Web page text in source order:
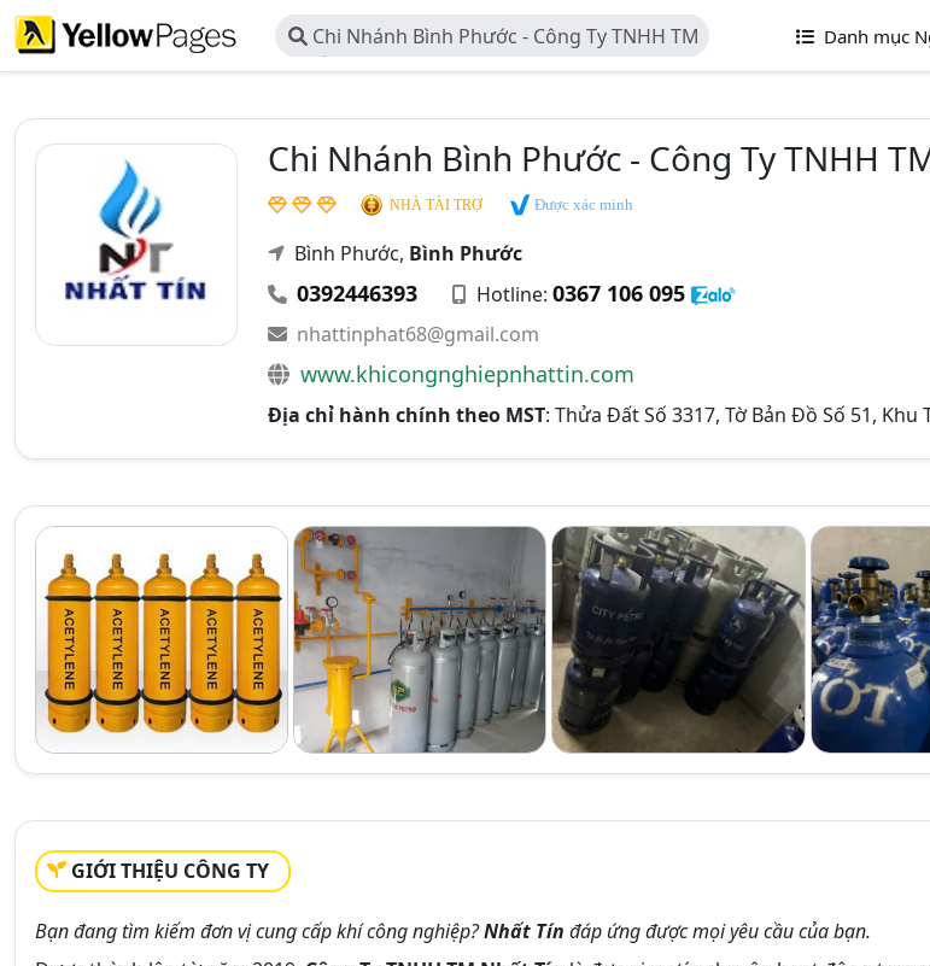
Chi Nhánh Bình Phước - Công Ty TNHH TM
Nhất Tín
Danh mục
Chi Nhánh Bình Phước - Công Ty TNHH
NHÀ TÀI TRỢ Được xác minh
Bình Phước, Bình Phước
0392446393 Hotline: 0367 106 095
nhattinphat68@gmail.com
www.khicongnghiepnhattin.com
Địa chỉ hành chính theo MST: Thửa Đất Số 3317, Tờ Bản Đồ Số 51, Khu
GIỚI THIỆU CÔNG TY
Bạn đang tìm kiếm đơn vị cung cấp khí công nghiệp?Nhất Tín đáp ứng được mọi yêu cầu của bạn.